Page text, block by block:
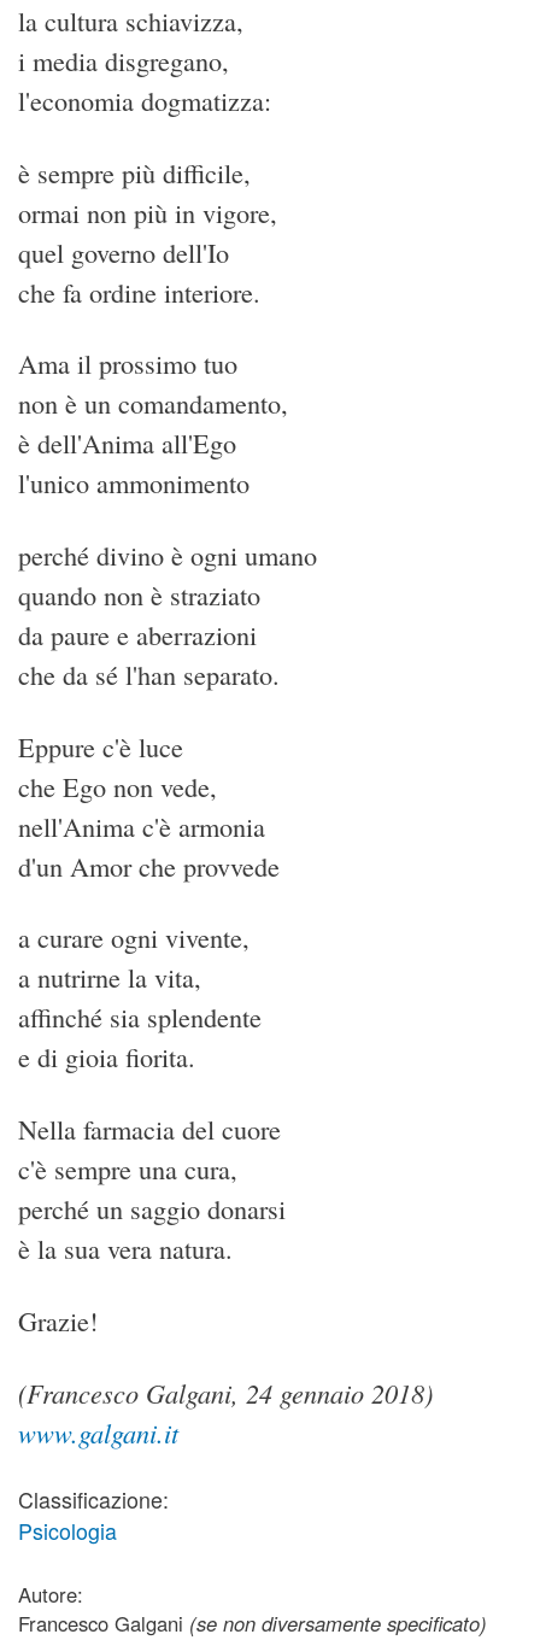
la cultura schiavizza,
i media disgregano,
l'economia dogmatizza:
è sempre più difficile,
ormai non più in vigore,
quel governo dell'Io
che fa ordine interiore.
Ama il prossimo tuo
non è un comandamento,
è dell'Anima all'Ego
l'unico ammonimento
perché divino è ogni umano
quando non è straziato
da paure e aberrazioni
che da sé l'han separato.
Eppure c'è luce
che Ego non vede,
nell'Anima c'è armonia
d'un Amor che provvede
a curare ogni vivente,
a nutrirne la vita,
affinché sia splendente
e di gioia fiorita.
Nella farmacia del cuore
c'è sempre una cura,
perché un saggio donarsi
è la sua vera natura.
Grazie!
(Francesco Galgani, 24 gennaio 2018)
www.galgani.it
Classificazione:
Psicologia
Autore:
Francesco Galgani (se non diversamente specificato)